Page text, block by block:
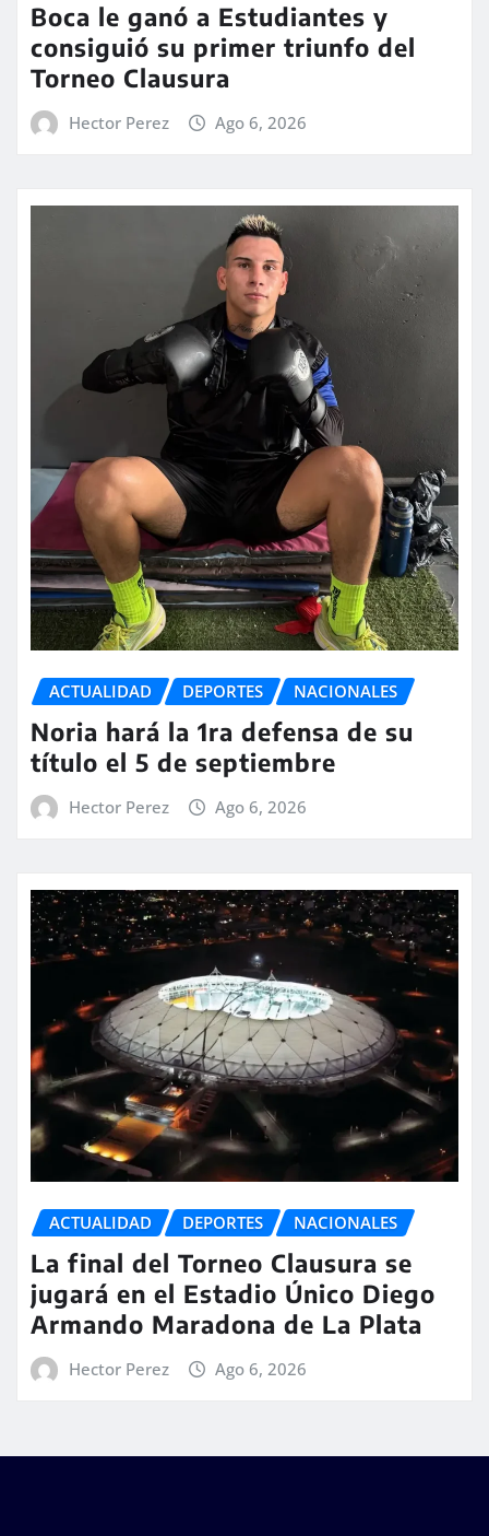
Boca le ganó a Estudiantes y
consiguió su primer triunfo del
Torneo Clausura
Hector Perez Ago 6, 2026
ACTUALIDAD DEPORTES NACIONALES
Noria hará la 1ra defensa de su
título el 5 de septiembre
Hector Perez Ago 6, 2026
ACTUALIDAD DEPORTES NACIONALES
La final del Torneo Clausura se
jugará en el Estadio Único Diego
Armando Maradona de La Plata
Hector Perez Ago 6, 2026